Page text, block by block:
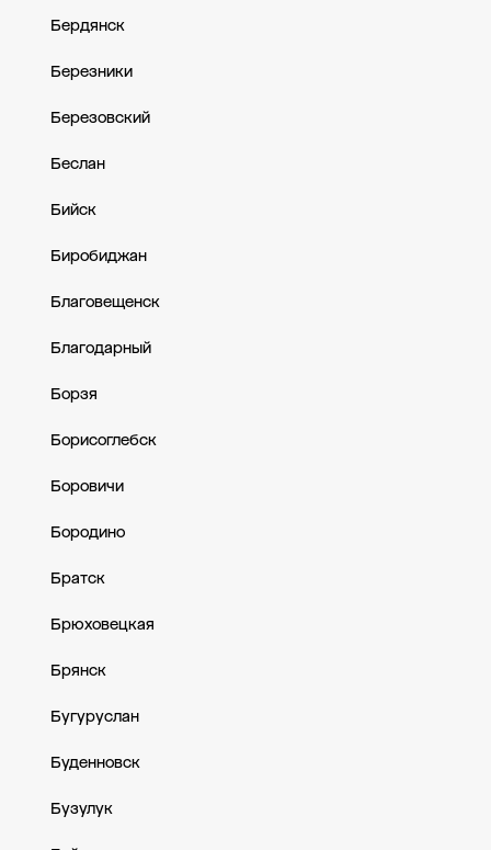
Бердянск
Березники
Березовский
Беслан
Бийск
Биробиджан
Благовещенск
Благодарный
Борзя
Борисоглебск
Боровичи
Бородино
Братск
Брюховецкая
Брянск
Бугуруслан
Буденновск
Бузулук